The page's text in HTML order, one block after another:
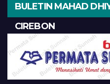
BULETIN MAHAD
CIREBON